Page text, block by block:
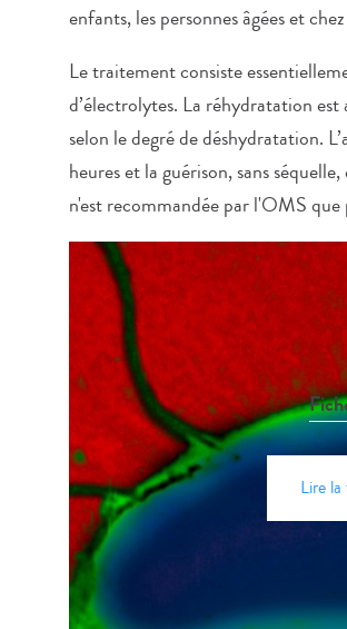
enfants, les personnes âgées et
Le traitement consiste
d’électrolytes. La réhydratation est
selon le degré de déshydratation.
heures et la guérison, sans
n'est recommandée par l'OMS que
Lire